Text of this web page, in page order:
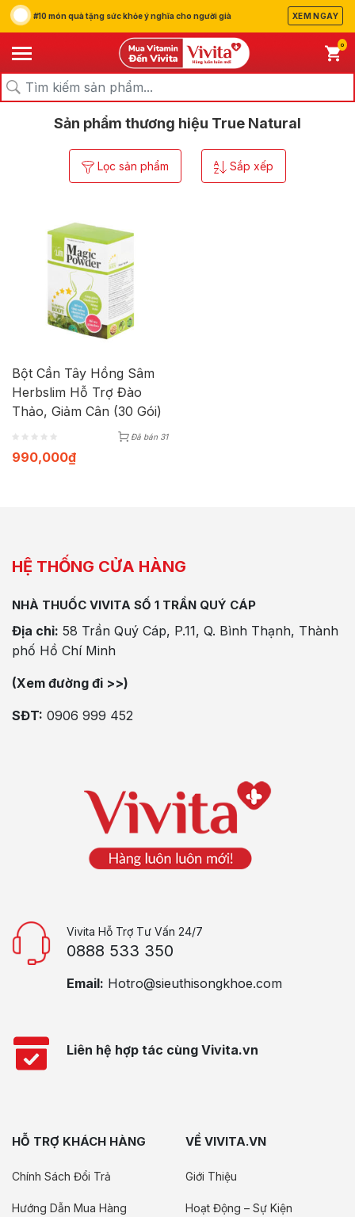
#10 món quà tặng sức khỏe ý nghĩa cho người già XEM NGAY
0
Trang chủ/Thương hiệu/
Sản phẩm thương hiệu True Natural
Lọc sản phẩm Sắp xếp
Bột Cần Tây Hồng Sâm
Herbslim Hỗ Trợ Đào
Thảo, Giảm Cân (30 Gói)
Đã bán 31
990,000₫
HỆ THỐNG CỬA HÀNG
NHÀ THUỐC VIVITA SỐ 1 TRẦN QUÝ CÁP
Địa chỉ: 58 Trần Quý Cáp, P.11, Q. Bình Thạnh, Thành
phố Hồ Chí Minh
(Xem đường đi >>)
SĐT: 0906 999 452
Vivita Hỗ Trợ Tư Vấn 24/7
0888 533 350
Email: Hotro@sieuthisongkhoe.com
Liên hệ hợp tác cùng Vivita.vn
HỖ TRỢ KHÁCH HÀNG
Chính Sách Đổi Trả
Hướng Dẫn Mua Hàng
VỀ VIVITA.VN
Giới Thiệu
Hoạt Động – Sự Kiện